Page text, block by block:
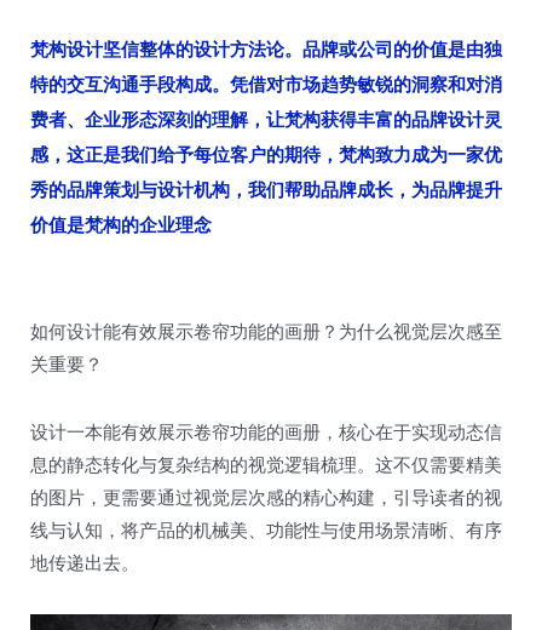
梵构设计坚信整体的设计方法论。品牌或公司的价值是由独
特的交互沟通手段构成。凭借对市场趋势敏锐的洞察和对消
费者、企业形态深刻的理解，让梵构获得丰富的品牌设计灵
感，这正是我们给予每位客户的期待，梵构致力成为一家优
秀的品牌策划与设计机构，我们帮助品牌成长，为品牌提升
价值是梵构的企业理念
如何设计能有效展示卷帘功能的画册？为什么视觉层次感至
关重要？
设计一本能有效展示卷帘功能的画册，核心在于实现动态信
息的静态转化与复杂结构的视觉逻辑梳理。这不仅需要精美
的图片，更需要通过视觉层次感的精心构建，引导读者的视
线与认知，将产品的机械美、功能性与使用场景清晰、有序
地传递出去。